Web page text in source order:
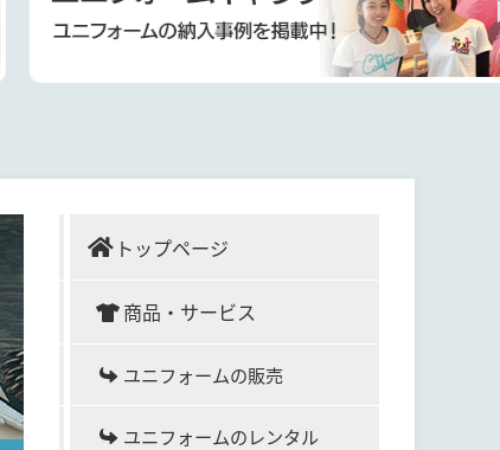
トップページ
商品・サービス
ユニフォームの販売
ユニフォームのレンタル